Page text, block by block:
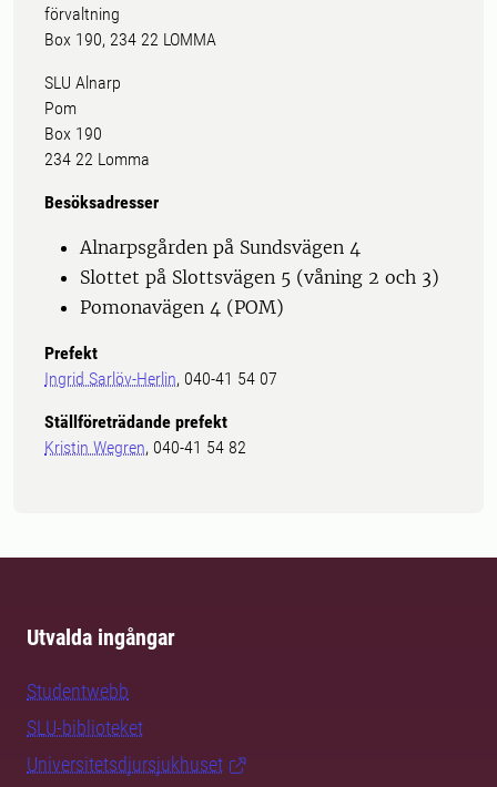
förvaltning
Box 190, 234 22 LOMMA
SLU Alnarp
Pom
Box 190
234 22 Lomma
Besöksadresser
Alnarpsgården på Sundsvägen 4
Slottet på Slottsvägen 5 (våning 2 och 3)
Pomonavägen 4 (POM)
Prefekt
Ingrid Sarlöv-Herlin, 040-41 54 07
Ställföreträdande prefekt
Kristin Wegren, 040-41 54 82
Utvalda ingångar
Studentwebb
SLU-biblioteket
Universitetsdjursjukhuset